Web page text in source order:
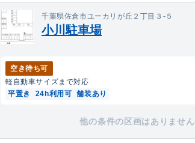
千葉県佐倉市ユーカリが丘２丁目３-５
小川駐車場
空き待ち可
軽自動車サイズまで対応
平置き
24h利用可 舗装あり
他の条件の区画はありません